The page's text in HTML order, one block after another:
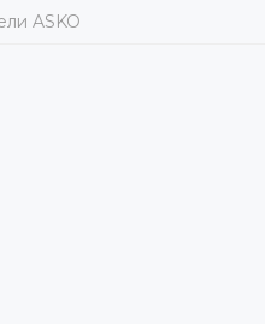
ASKO